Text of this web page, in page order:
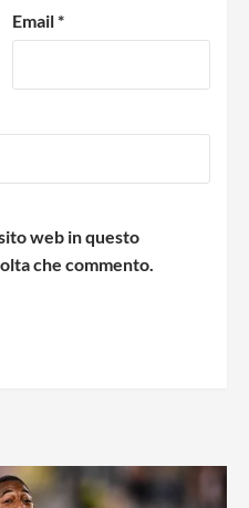
Email*
web in questo
che commento.